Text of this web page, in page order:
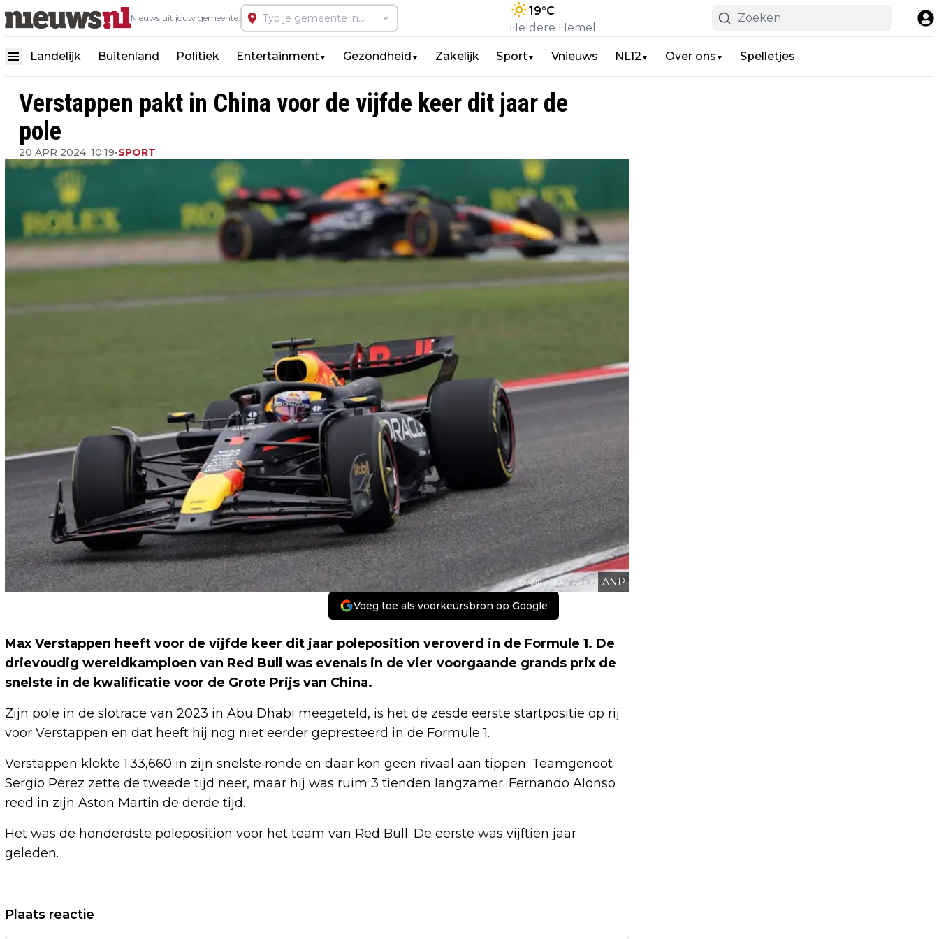
Nieuws uit jouw gemeente:
19°C
Heldere Hemel
Landelijk Buitenland Politiek Entertainment▼ Gezondheid ▼ Zakelijk Sport▼ Vnieuws NL12 ▼ Over ons ▼ Spelletjes
Verstappen pakt in China voor de vijfde keer dit jaar de
pole
20 APR 2024, 10:19•SPORT
ANP
Voeg toe als voorkeursbron op Google
Max Verstappen heeft voor de vijfde keer dit jaar poleposition veroverd in de Formule 1. De
drievoudig wereldkampioen van Red Bull was evenals in de vier voorgaande grands prix de
snelste in de kwalificatie voor de Grote Prijs van China.
Zijn pole in de slotrace van 2023 in Abu Dhabi meegeteld, is het de zesde eerste startpositie op rij
voor Verstappen en dat heeft hij nog niet eerder gepresteerd in de Formule 1.
Verstappen klokte 1.33,660 in zijn snelste ronde en daar kon geen rivaal aan tippen. Teamgenoot
Sergio Pérez zette de tweede tijd neer, maar hij was ruim 3 tienden langzamer. Fernando Alonso
reed in zijn Aston Martin de derde tijd.
Het was de honderdste poleposition voor het team van Red Bull. De eerste was vijftien jaar
geleden.
Vorig artikel
GEWONDE DOOR ONGELUK OP A59, WEG DUITSE INDUSTRIE EIST ACTIE
Plaats reactie